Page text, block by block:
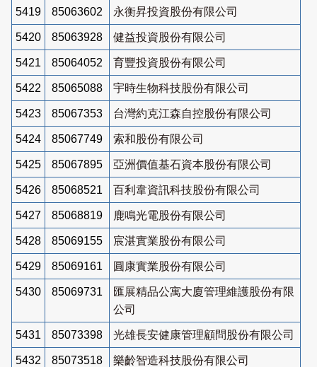
5419 85063602 永衡昇投資股份有限公司
5420 85063928 健益投資股份有限公司
5421 85064052 育豐投資股份有限公司
5422 85065088 宇時生物科技股份有限公司
5423 85067353 台灣約克江森自控股份有限公司
5424 85067749 索和股份有限公司
5425 85067895 亞洲價值基石資本股份有限公司
5426 85068521 百利韋資訊科技股份有限公司
5427 85068819 鹿鳴光電股份有限公司
5428 85069155 宸湛實業股份有限公司
5429 85069161 圓康實業股份有限公司
5430 85069731
匯展精品公寓大廈管理維護股份有限
公司
5431 85073398 光雄長安健康管理顧問股份有限公司
5432 85073518 樂齡智造科技股份有限公司